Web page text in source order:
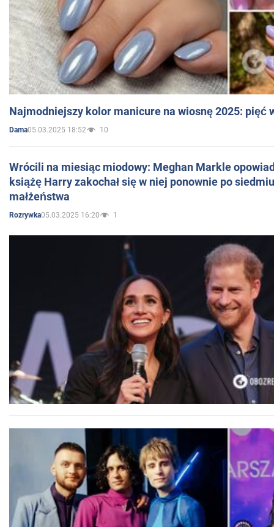
Najmodniejszy kolor manicure na wiosnę 2025: pięć
Dama05.03.2025 18:52 10
Wrócili na miesiąc miodowy: Meghan Markle
książę Harry zakochał się w niej ponownie po
małżeństwa
Rozrywka05.03.2025 16:20 1